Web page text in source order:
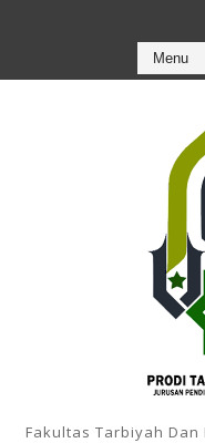
Fakultas Tarbiyah Dan